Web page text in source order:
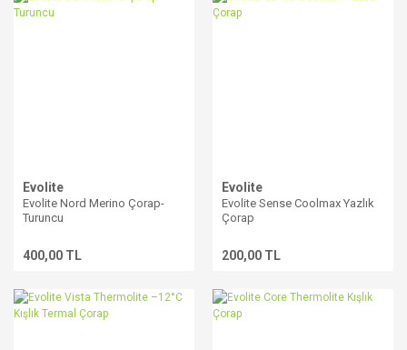
Evolite
Evolite Nord Merino Çorap-
Turuncu
400,00 TL
Evolite
Evolite Sense Coolmax Yazlık
Çorap
200,00 TL